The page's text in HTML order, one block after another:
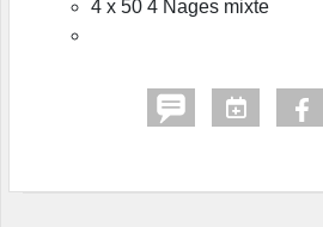
4 x 50 4 Nages mixte